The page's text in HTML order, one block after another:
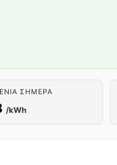
ΣΉΜΕΡΑ
/kWh